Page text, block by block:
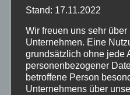
Allgemein
Altenkirchen
Bundespolizei
Stand: 17.11.2022
Wir freuen uns sehr
Unternehmen. Eine
grundsätzlich ohne jede
personenbezogener
betroffene Person
Unternehmens über